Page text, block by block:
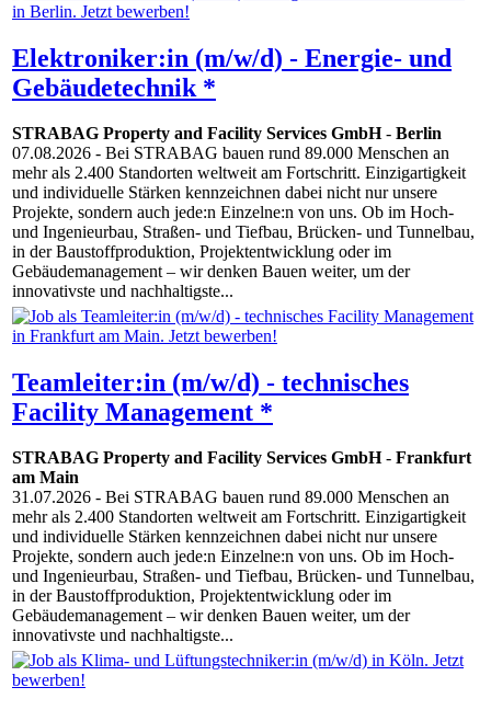
Elektroniker:in (m/w/d) - Energie- und
Gebäudetechnik *
STRABAG Property and Facility Services GmbH- Berlin
07.08.2026 - Bei STRABAG bauen rund 89.000 Menschen an
mehr als 2.400 Standorten weltweit am Fortschritt. Einzigartigkeit
und individuelle Stärken kennzeichnen dabei nicht nur unsere
Projekte, sondern auch jede:n Einzelne:n von uns. Ob im Hoch-
und Ingenieurbau, Straßen- und Tiefbau, Brücken- und Tunnelbau,
in der Baustoffproduktion, Projektentwicklung oder im
Gebäudemanagement – wir denken Bauen weiter, um der
innovativste und nachhaltigste...
Teamleiter:in (m/w/d) - technisches
Facility Management *
STRABAG Property and Facility Services GmbH- Frankfurt
am Main
31.07.2026 - Bei STRABAG bauen rund 89.000 Menschen an
mehr als 2.400 Standorten weltweit am Fortschritt. Einzigartigkeit
und individuelle Stärken kennzeichnen dabei nicht nur unsere
Projekte, sondern auch jede:n Einzelne:n von uns. Ob im Hoch-
und Ingenieurbau, Straßen- und Tiefbau, Brücken- und Tunnelbau,
in der Baustoffproduktion, Projektentwicklung oder im
Gebäudemanagement – wir denken Bauen weiter, um der
innovativste und nachhaltigste...